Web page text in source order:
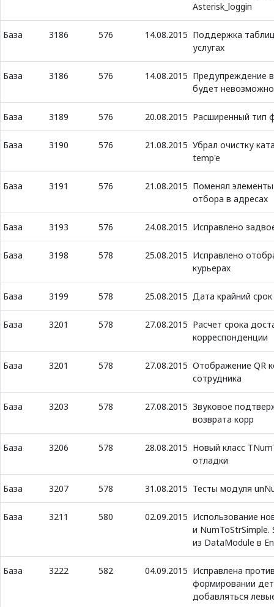
Asterisk_loggin
База 3186 576 14.08.2015 Поддержка
услугах
База 3186 576 14.08.2015 Предупреждение
будет
База 3189 576 20.08.2015 Расширенный тип
База 3190 576 21.08.2015 Убрал очистку
temp'e
База 3191 576 21.08.2015 Поменял
отбора в адресах
База 3193 576 24.08.2015 Исправлено
База 3198 578 25.08.2015 Исправлено
курьерах
База 3199 578 25.08.2015 Дата крайний
База 3201 578 27.08.2015 Расчет срока
корреспонденции
База 3201 578 27.08.2015 Отображение QR
сотрудника
База 3203 578 27.08.2015 Звуковое
возврата корр
База 3206 578 28.08.2015 Новый класс
отладки
База 3207 578 31.08.2015 Тесты модуля
База 3211 580 02.09.2015 Использование
и NumToStrSimple.
из DataModule в
База 3222 582 04.09.2015 Исправлена
формировании
добавляться